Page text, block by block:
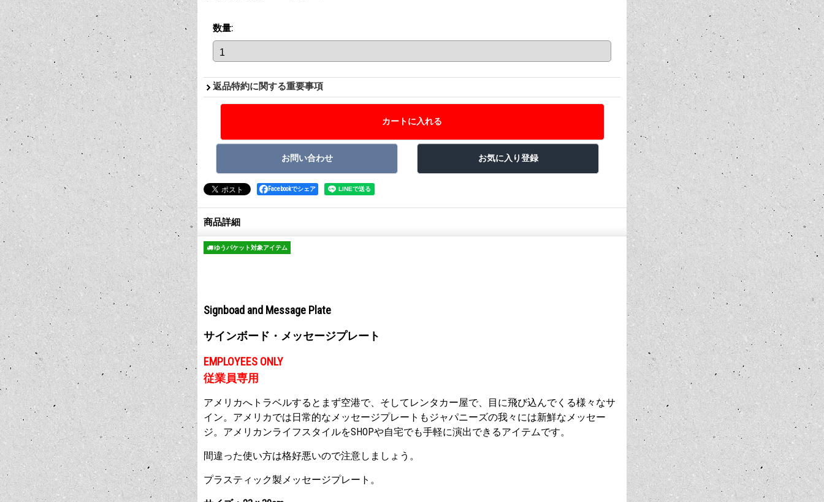
数量:
返品特約に関する重要事項
Facebookでシェア
商品詳細
ゆうパケット対象アイテム
Signboad and Message Plate
サインボード・メッセージプレート
EMPLOYEES ONLY
従業員専用
アメリカへトラベルするとまず空港で、そしてレンタカー屋で、目に飛び込んでくる様々なサ
イン。アメリカでは日常的なメッセージプレートもジャパニーズの我々には新鮮なメッセー
ジ。アメリカンライフスタイルをSHOPや自宅でも手軽に演出できるアイテムです。
間違った使い方は格好悪いので注意しましょう。
プラスティック製メッセージプレート。